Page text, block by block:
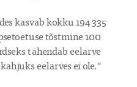
kasvab kokku 194 335
tõstmine 100
tähendab eelarve
eelarves ei ole."